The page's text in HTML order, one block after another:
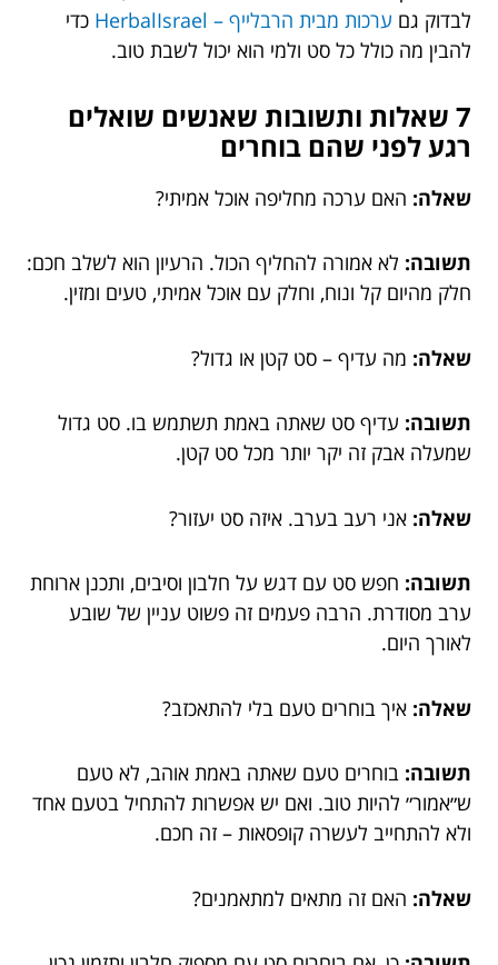
לבדוק גם ערכות מבית הרבלייף – HerbalIsrael
כדי
להבין מה כולל כל סט ולמי הוא יכול לשבת טוב.
7 שאלות ותשובות שאנשים שואלים
רגע לפני שהם בוחרים
שאלה: האם ערכה מחליפה אוכל אמיתי?
תשובה: לא אמורה להחליף הכול. הרעיון הוא לשלב חכם:
חלק מהיום קל ונוח, וחלק עם אוכל אמיתי, טעים ומזין.
שאלה: מה עדיף – סט קטן או גדול?
תשובה: עדיף סט שאתה באמת תשתמש בו. סט גדול
שמעלה אבק זה יקר יותר מכל סט קטן.
שאלה: אני רעב בערב. איזה סט יעזור?
תשובה: חפש סט עם דגש על חלבון וסיבים, ותכנן ארוחת
ערב מסודרת. הרבה פעמים זה פשוט עניין של שובע
לאורך היום.
שאלה: איך בוחרים טעם בלי להתאכזב?
תשובה: בוחרים טעם שאתה באמת אוהב, לא טעם
ש״אמור״ להיות טוב. ואם יש אפשרות להתחיל בטעם אחד
ולא להתחייב לעשרה קופסאות – זה חכם.
שאלה: האם זה מתאים למתאמנים?